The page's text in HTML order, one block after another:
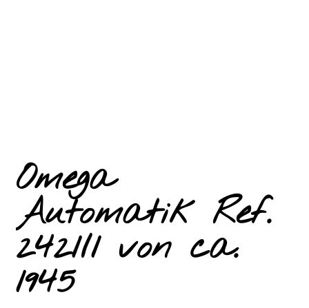
Omega
Automatik Ref.
2421/1 von ca.
1945